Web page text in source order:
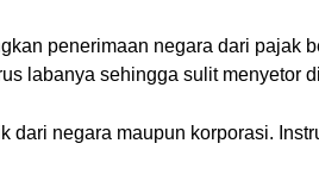
penerimaan negara dari pajak
labanya sehingga sulit menyetor
negara maupun korporasi.